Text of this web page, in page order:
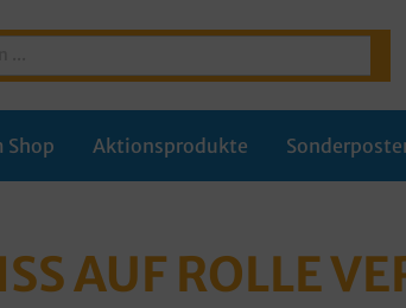
Shop Aktionsprodukte
AUF ROLLE